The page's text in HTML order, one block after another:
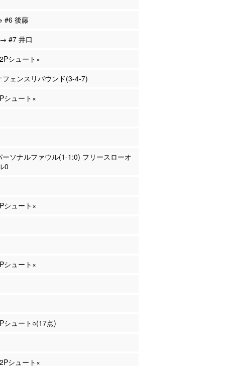
#6 後藤
#7 井口
シュート×
フェンスリバウンド(3-4-7)
シュート×
ーソナルファウル(1-1:0) フリースローオ
0
シュート×
シュート×
シュート○(17点)
シュート×